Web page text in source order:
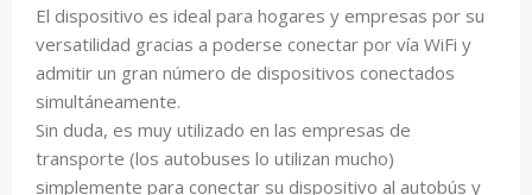
El dispositivo es ideal para hogares y empresas por su
versatilidad gracias a poderse conectar por vía WiFi y
admitir un gran número de dispositivos conectados
simultáneamente.
Sin duda, es muy utilizado en las empresas de
transporte (los autobuses lo utilizan mucho)
simplemente para conectar su dispositivo al autobús y